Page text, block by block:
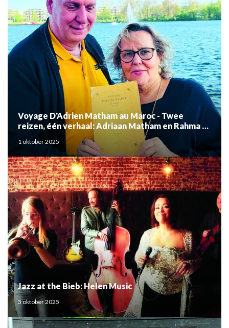
Voyage D'Adrien Matham au Maroc - Twee
reizen, één verhaal: Adriaan Matham en Rahma el
Mouden
1 oktober 2025
Jazz at the Bieb: Helen Music
3 oktober 2025